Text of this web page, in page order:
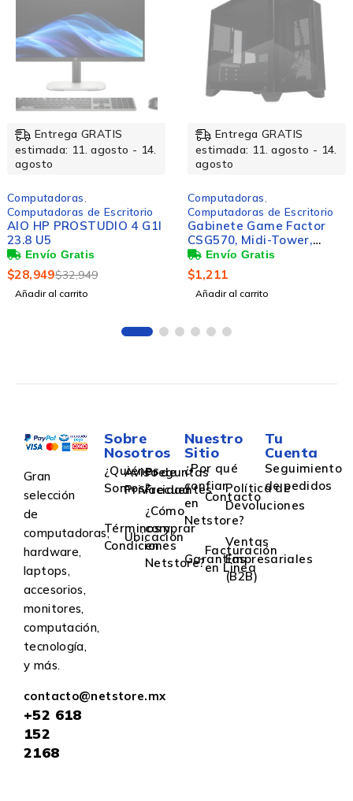
Entrega GRATIS
estimada: 11. agosto - 14.
agosto
Computadoras
Computadoras de Escritorio
AIO HP PROSTUDIO 4 G1I
23.8 U5
$32,949
$28,949
Añadir al carrito
Entrega GRATIS
estimada: 11. agosto - 14.
agosto
Computadoras
Computadoras de Escritorio
Gabinete Game Factor
CSG570, Midi-Tower,
Micro-ATX/Mini-ITX, USB
2.0/3.0, sin Fuente, sin
Ventiladores Instalados,
Negro
$1,211
Añadir al carrito
Gran
selección
de
computadoras,
hardware,
laptops,
accesorios,
monitores,
computación,
tecnología,
y más.
contacto@netstore.mx
+52 618
152
2168
Sobre
Nosotros
¿Quiénes
Somos?
Aviso de
Privacidad
Preguntas
Frecuentes
Términos y
Condiciones
Ubicación
¿Cómo
comprar
en
Netstore?
Nuestro
Sitio
¿Por qué
confiar
en
Netstore?
Contacto
Política de
Devoluciones
Garantías
Facturación
en Linea
Ventas
Empresariales
(B2B)
Tu
Cuenta
Seguimiento
de pedidos